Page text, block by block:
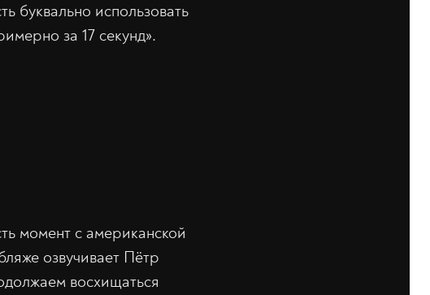
буквально использовать
за 17 секунд».
момент с американской
озвучивает Пётр
восхищаться